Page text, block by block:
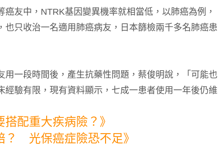
友中，NTRK基因變異機率就相當低，以肺癌為例，
只收治一名適用肺癌病友，日本篩檢兩千多名肺癌患
一段時間後，產生抗藥性問題，蔡俊明說，「可能也
驗有限，現有資料顯示，七成一患者使用一年後仍維
配重大疾病險？》
？ 光保癌症險恐不足》